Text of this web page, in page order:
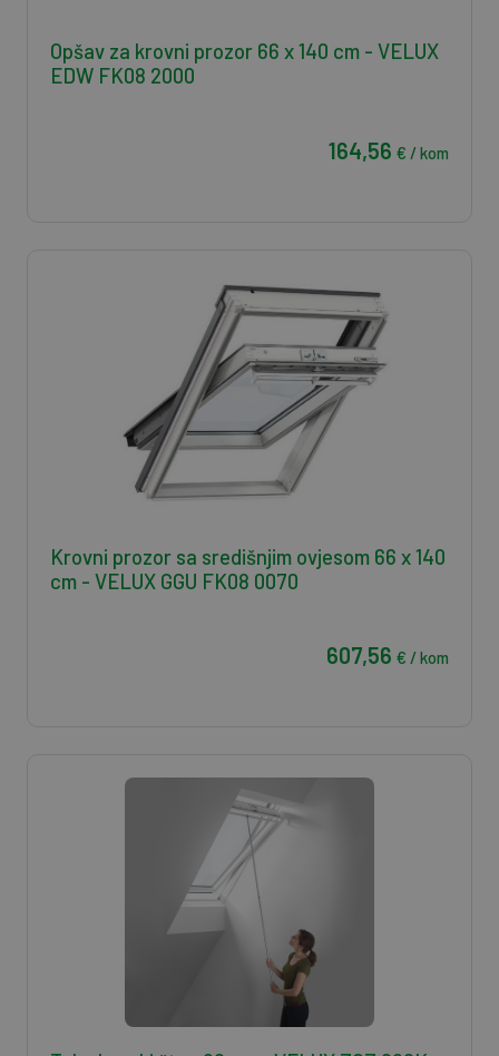
Opšav za krovni prozor 66 x 140 cm - VELUX
EDW FK08 2000
164,56 € / kom
Krovni prozor sa središnjim ovjesom 66 x 140
cm - VELUX GGU FK08 0070
607,56 € / kom